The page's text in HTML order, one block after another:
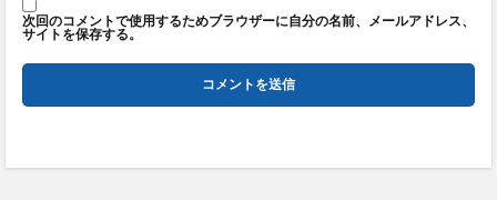
次回のコメントで使用するためブラウザーに自分の名前、メールアドレス、
サイトを保存する。